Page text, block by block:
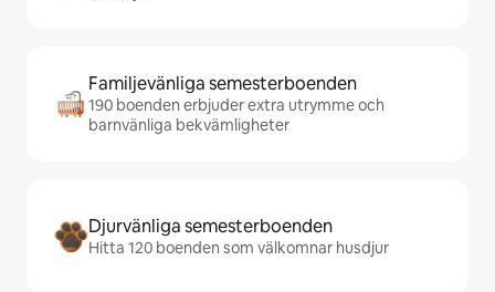
Familjevänliga semesterboenden
190 boenden erbjuder extra utrymme och
barnvänliga bekvämligheter
Djurvänliga semesterboenden
Hitta 120 boenden som välkomnar husdjur